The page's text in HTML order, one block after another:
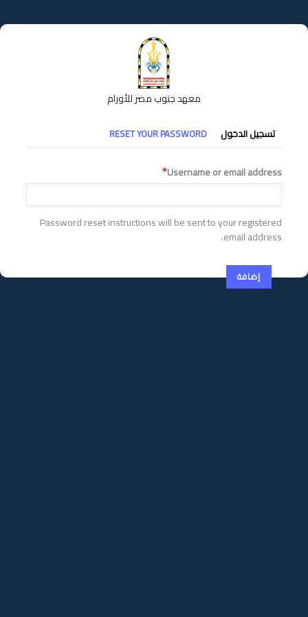
إلى
المحتوى
معهد جنوب مصر للأورام
التبويبات
الأساسية
تسجيل الدخول RESET YOUR PASSWORD
Username or email address
Password reset instructions will be sent to your registered
email address.